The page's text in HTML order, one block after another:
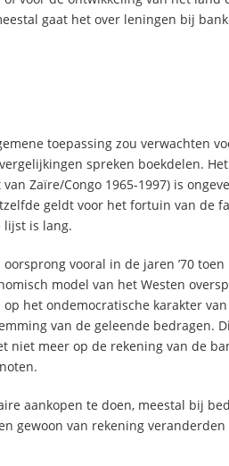
gaat het over leningen bij
toepassing zou verwachten
spreken boekdelen.
Zaïre/Congo 1965-1997) is
geldt voor het fortuin van de
lijst is lang.
vooral in de jaren ’70 toen
model van het Westen
het ondemocratische karakter
van de geleende bedragen.
niet meer op de rekening van de
aankopen te doen, meestal bij
gewoon van rekening